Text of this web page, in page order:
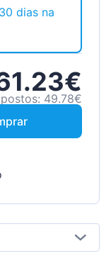
dias na
49.78€